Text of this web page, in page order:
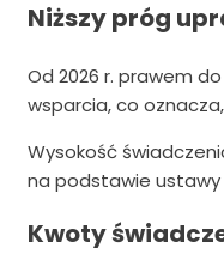
Niższy próg
Od 2026 r. prawem
wsparcia, co
Wysokość
na podstawie ustawy
Kwoty